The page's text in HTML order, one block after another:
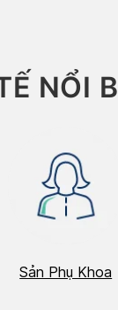
NỔI
Sản Phụ Khoa